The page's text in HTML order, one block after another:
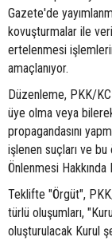
Gazete'de
kovuşturmalar ile
ertelenmesi
amaçlanıyor.
Düzenleme, PKK/
üye olma veya
propagandasını
işlenen suçları ve bu
Önlenmesi
Teklifte "Örgüt",
türlü oluşumları,
oluşturulacak Kurul